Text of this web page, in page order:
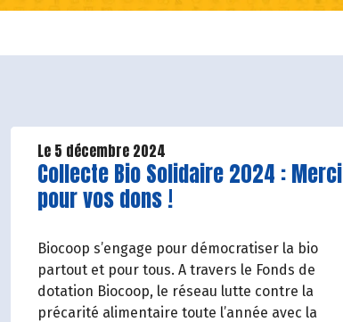
Le 5 décembre 2024
Lire la suite de l'article
Collecte Bio Solidaire 2024 : Merci
pour vos dons !
Biocoop s’engage pour démocratiser la bio
partout et pour tous. A travers le Fonds de
dotation Biocoop, le réseau lutte contre la
précarité alimentaire toute l’année avec la